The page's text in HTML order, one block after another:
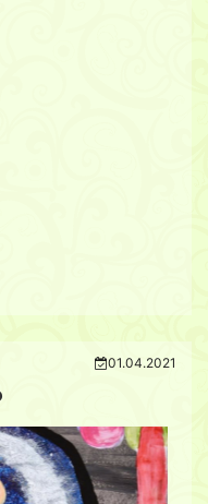
01.04.2021